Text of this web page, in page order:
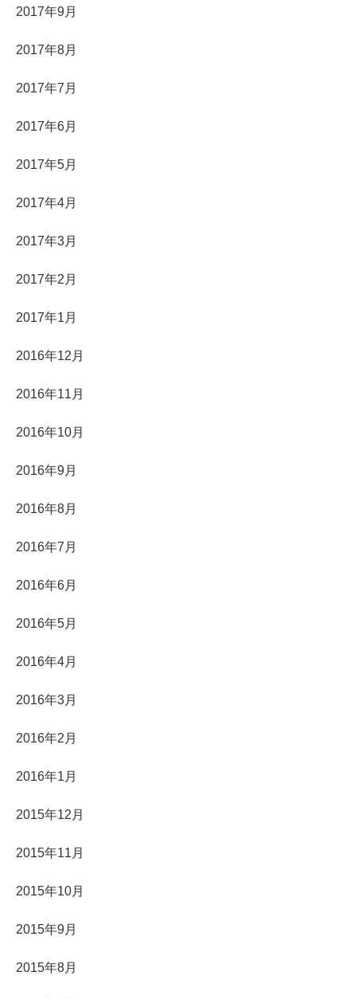
2017年9月
2017年8月
2017年7月
2017年6月
2017年5月
2017年4月
2017年3月
2017年2月
2017年1月
2016年12月
2016年11月
2016年10月
2016年9月
2016年8月
2016年7月
2016年6月
2016年5月
2016年4月
2016年3月
2016年2月
2016年1月
2015年12月
2015年11月
2015年10月
2015年9月
2015年8月